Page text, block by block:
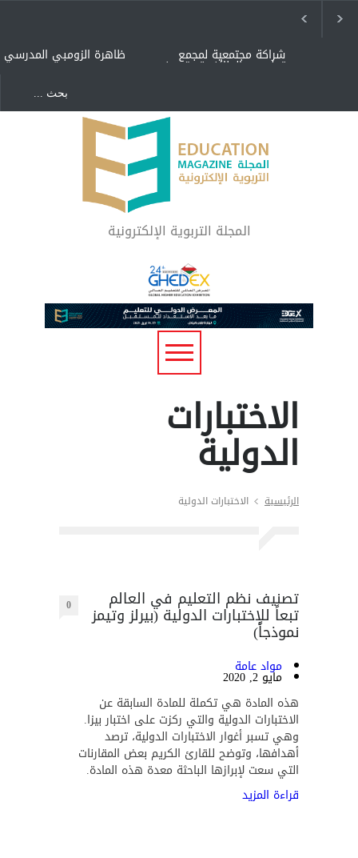
ظاهرة الزومبي المدرسي شراكة مجتمعية لمجمع
تعليمي بالطائف تستهدف
"كنت أنضرب ومافيني إلا
العافية" هل هذا مبرر
لاستمرار أسلوب التربية
المتوارث؟
لماذا تعد برامج توعية الأطفال
بخصوصية الجسد وقاية لا
فضول؟
المجلة التربوية الإلكترونية
الاختبارات
الدولية
الرئيسية الاختبارات الدولية
تصنيف نظم التعليم في العالم
تبعاً للإختبارات الدولية (بيرلز وتيمز
نموذجاً)
0
مواد عامة
مايو 2, 2020
هذه المادة هي تكملة للمادة السابقة عن
الاختبارات الدولية والتي ركزت على اختبار بيزا.
وهي تسبر أغوار الاختبارات الدولية، ترصد
أهدافها، وتوضح للقارئ الكريم بعض المقارنات
التي سعت لإبرازها الباحثة معدة هذه المادة.
قراءة المزيد